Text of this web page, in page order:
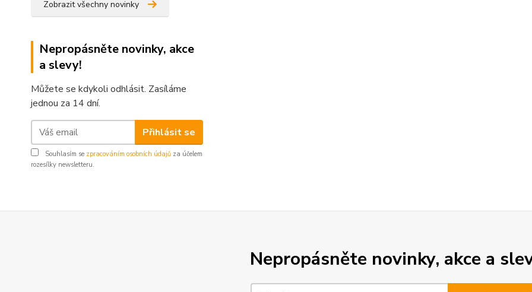
Zobrazit všechny novinky
Nepropásněte novinky, akce
a slevy!
Můžete se kdykoli odhlásit. Zasíláme
jednou za 14 dní.
Přihlásit se
Souhlasím se zpracováním osobních údajů za účelem
rozesílky newsletteru.
Nepropásněte novinky, akce a